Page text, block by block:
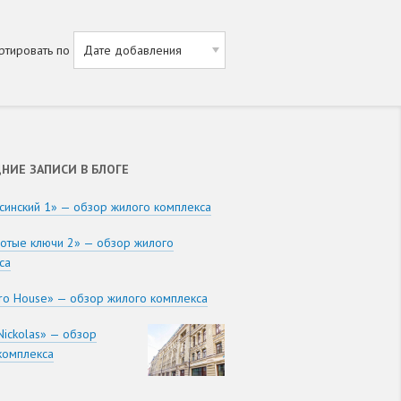
по
ЗАПИСИ В БЛОГЕ
1» — обзор жилого комплекса
ключи 2» — обзор жилого
House» — обзор жилого комплекса
— обзор